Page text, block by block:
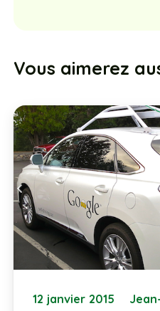
Vous aimerez
12 janvier 2015